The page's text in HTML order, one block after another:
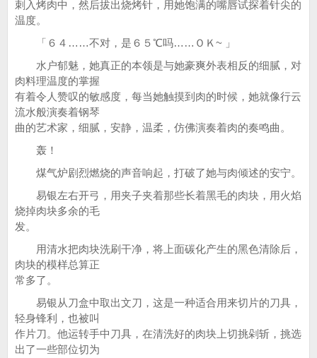
刺入烤肉中，然后拔出烧烤针，用她饱满的嘴唇试探着针尖的
温度。
「６４……不对，是６５℃吗……ＯＫ~ 」
水户郁魅，她真正的本领是与她豪爽外表相反的细腻，对
肉料理温度的掌握
有着令人赞叹的敏感度，每当她触摸到肉的时候，她就像行云
流水般演奏着钢琴
曲的艺术家，细腻，安静，温柔，仿佛演奏着肉的奏鸣曲。
轰！
煤气炉剧烈燃烧的声音响起，打破了她与肉倾述的安宁。
易银左右开弓，用夹子夹着那些长着黑毛的肉块，用火焰
烧掉肉块多余的毛
发。
用清水把肉块洗刷干净，将上面碳化产生的黑色清除后，
肉块的模样总算正
常多了。
易银从刀盒中取出文刀，这是一种适合用来切片的刀具，
轻身锋利，也被叫
作片刀。他运转手中刀具，在清洗好的肉块上切挑剁斩，挑选
出了一些部位切为